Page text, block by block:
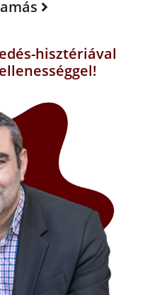
hisztériával